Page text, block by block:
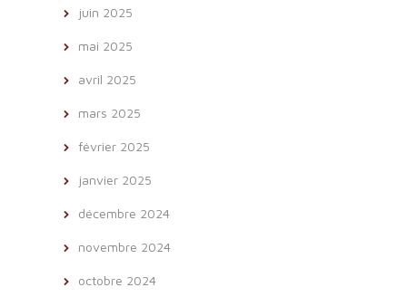
juin 2025
mai 2025
avril 2025
mars 2025
février 2025
janvier 2025
décembre 2024
novembre 2024
octobre 2024